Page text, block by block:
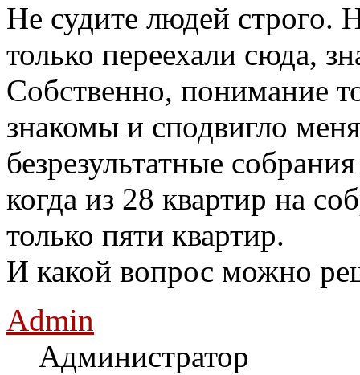
Не судите людей строго.
только переехали сюда,
Собственно, понимание
знакомы и сподвигло
безрезультатные
когда из 28 квартир на
только пяти квартир.
И какой вопрос можно
Admin
Администратор